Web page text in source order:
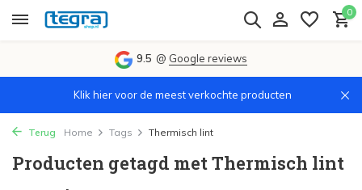
0
9.5 @ Google reviews
Klik hier voor de meest verkochte producten
Terug Home Tags Thermisch lint
Producten getagd met Thermisch lint